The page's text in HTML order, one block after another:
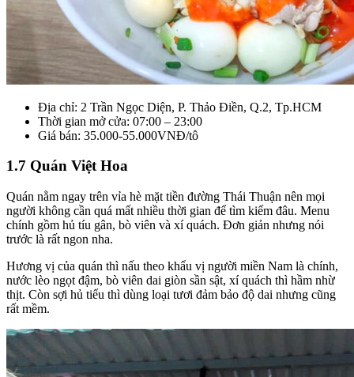
Địa chỉ: 2 Trần Ngọc Diện, P. Thảo Điền, Q.2, Tp.HCM
Thời gian mở cửa: 07:00 – 23:00
Giá bán: 35.000-55.000VNĐ/tô
1.7 Quán Việt Hoa
Quán nằm ngay trên vỉa hè mặt tiền đường Thái Thuận nên mọi
người không cần quá mất nhiều thời gian để tìm kiếm đâu. Menu
chính gồm hủ tíu gân, bò viên và xí quách. Đơn giản nhưng nói
trước là rất ngon nha.
Hương vị của quán thì nấu theo khẩu vị người miền Nam là chính,
nước lèo ngọt đậm, bò viên dai giòn sần sật, xí quách thì hầm nhừ
thịt. Còn sợi hủ tiếu thì dùng loại tươi đảm bảo độ dai nhưng cũng
rất mềm.